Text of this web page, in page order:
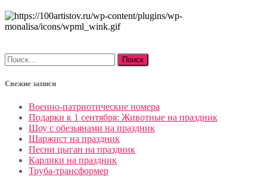
Найти:
Свежие записи
Военно-патриотические номера
Подарки к 1 сентября: Животные на праздник
Шоу с обезьянами на праздник
Шаржист на праздник
Песни цыган на праздник
Карлики на праздник
Труба-трансформер